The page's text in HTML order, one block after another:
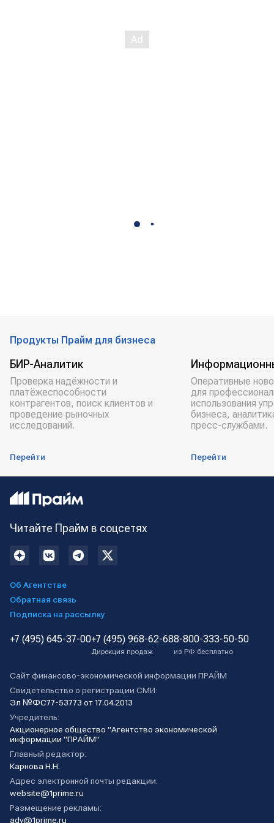
Продукты Прайм для бизнеса
БИР-Аналитик
Проверка надёжности и
платёжеспособности
контрагентов, поиск клиентов и
проведение рыночных
исследований.
Перейти
Оперативные
для
использования
бизнеса,
пресс-службами.
Перейти
Читайте Прайм в соцсетях
Об Агентстве
Обратная связь
Подписка на рассылку
+7 (495) 645-37-00+7 (495) 968-62-68
Дирекция продаж
8-800-333-50-50
из РФ бесплатно
Сайт финансово-экономической информации ПРАЙМ
Свидетельство о регистрации СМИ:
Эл №ФС77-53773 от 17.04.2013
Учредитель:
Акционерное общество "Агентство экономической
информации "ПРАЙМ"
Главный редактор:
Карнова Н.Н.
Адрес электронной почты редакции:
website@1prime.ru
Размещение рекламы:
adv@1prime.ru